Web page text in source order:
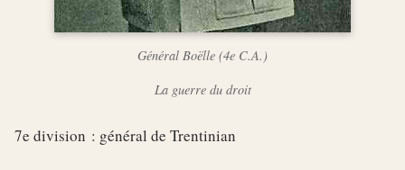
Général Boëlle (4e C.A.)
La guerre du droit
7e division : général de Trentinian